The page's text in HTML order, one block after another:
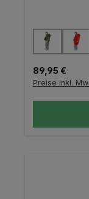
Farbe
Regulärer
89,95 €
Preise inkl.